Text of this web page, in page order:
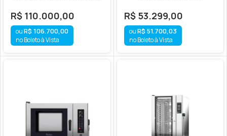
R$ 110.000,00
R$ 106.700,00
no Boleto à Vista
R$53.299,00
R$ 51.700,03
no Boleto à Vista